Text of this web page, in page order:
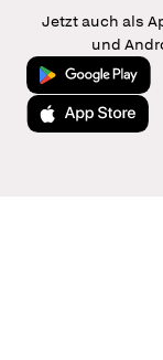
Jetzt auch als
und
Jetzt bei Google
Laden im App